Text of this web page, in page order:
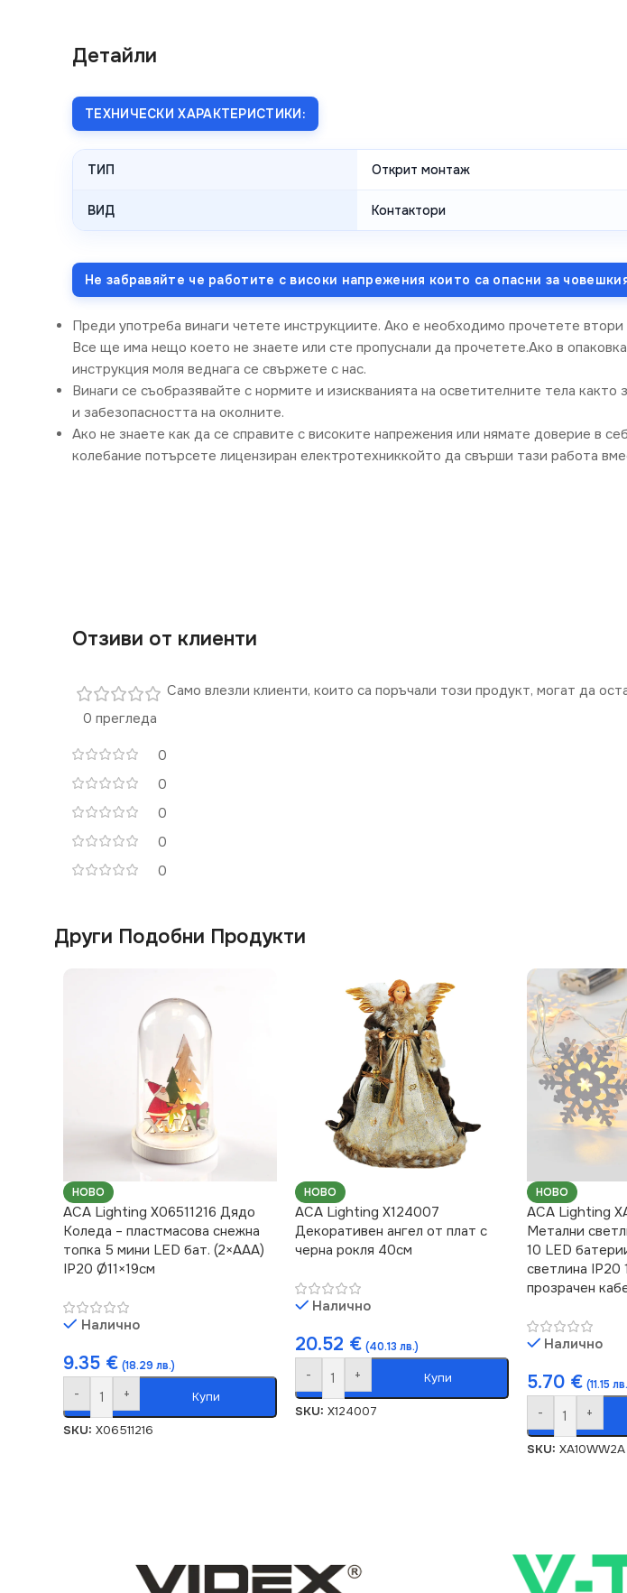
Детайли
ТЕХНИЧЕСКИ ХАРАКТЕРИСТИКИ:
ТИП Открит монтаж
ВИД Контактори
Не забравяйте че работите с високи напрежения които са опасни за
Преди употреба винаги четете инструкциите. Ако е необходимо прочетете втори
Все ще има нещо което не знаете или сте пропуснали да прочетете.Ако в
инструкция моля веднага се свържете с нас.
Винаги се съобразявайте с нормите и изискванията на осветителните тела както
и забезопасността на околните.
Ако не знаете как да се справите с високите напрежения или нямате доверие в
колебание потърсете лицензиран електротехниккойто да свърши тази работа
Отзиви от клиенти
0 прегледа
0
0
0
0
0
Само влезли клиенти, които са поръчали този продукт, могат да
Други Подобни Продукти
НОВО
ACA Lighting X06511216 Дядо
Коледа – пластмасова снежна
топка 5 мини LED бат. (2×AAA)
IP20 Ø11×19см
Налично
9.35 € (18.29 лв.)
- + Купи
SKU: X06511216
НОВО
ACA Lighting X124007
Декоративен ангел от плат с
черна рокля 40см
Налично
20.52 € (40.13 лв.)
- + Купи
SKU: X124007
НОВО
ACA Lighting
Метални
10 LED
светлина IP20
прозрачен
Налично
5.70 € (11.15
- +
SKU: XA10WW2A